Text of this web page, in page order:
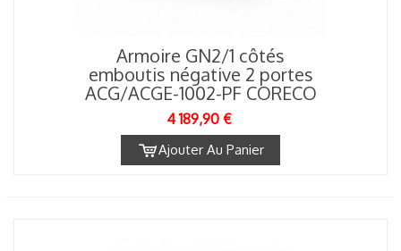
Armoire GN2/1 côtés
emboutis négative 2 portes
ACG/ACGE-1002-PF CORECO
4 189,90 €
Ajouter Au Panier